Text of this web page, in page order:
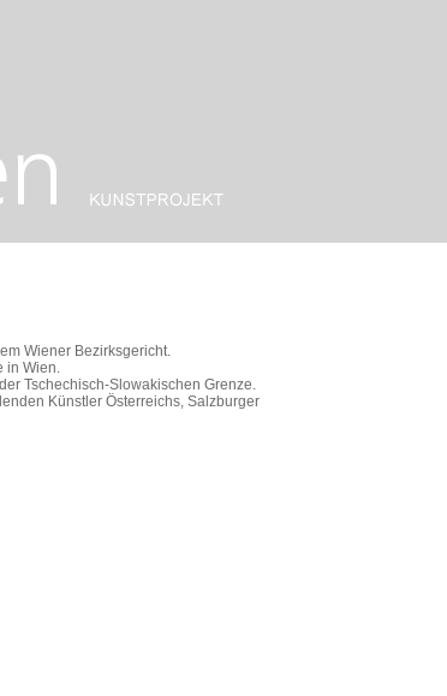
Wiener Bezirksgericht.
in Wien.
Tschechisch-Slowakischen Grenze.
Künstler Österreichs, Salzburger